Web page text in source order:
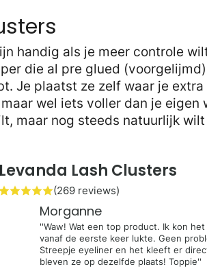
handig als je meer controle
die al pre glued
Je plaatst ze zelf waar je
wel iets voller dan je eigen
maar nog steeds natuurlijk
Levanda Lash Clusters
(269 reviews)
Morganne
''Waw! Wat een top product. Ik kon
vanaf de eerste keer lukte. Geen
Streepje eyeliner en het kleeft er
bleven ze op dezelfde plaats! Toppie''